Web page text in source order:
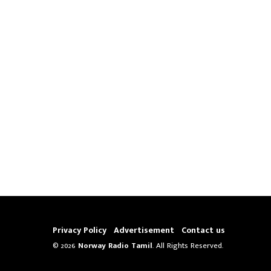
Privacy Policy Advertisement Contact us
© 2026 Norway Radio Tamil. All Rights Reserved.